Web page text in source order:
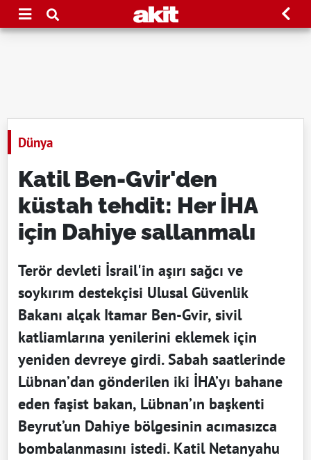
Dünya
Katil Ben-Gvir'den
küstah tehdit: Her İHA
için Dahiye sallanmalı
Terör devleti İsrail'in aşırı sağcı ve
soykırım destekçisi Ulusal Güvenlik
Bakanı alçak Itamar Ben-Gvir, sivil
katliamlarına yenilerini eklemek için
yeniden devreye girdi. Sabah saatlerinde
Lübnan’dan gönderilen iki İHA’yı bahane
eden faşist bakan, Lübnan’ın başkenti
Beyrut’un Dahiye bölgesinin acımasızca
bombalanmasını istedi. Katil Netanyahu